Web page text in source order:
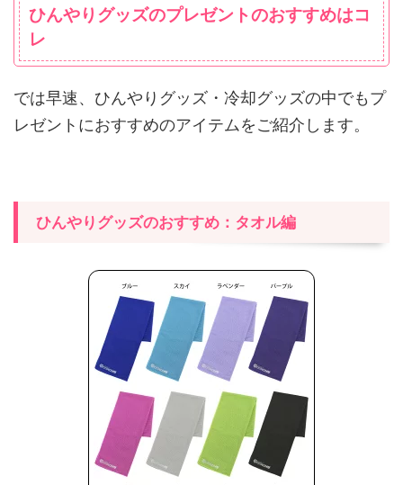
ひんやりグッズのプレゼントのおすすめはコ
レ
では早速、ひんやりグッズ・冷却グッズの中でもプ
レゼントにおすすめのアイテムをご紹介します。
ひんやりグッズのおすすめ：タオル編